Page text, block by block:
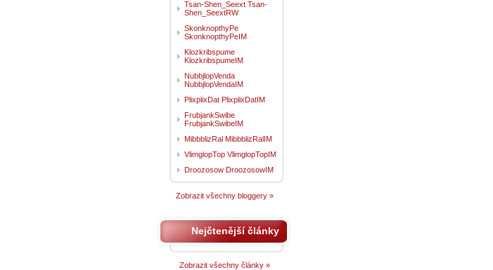
Tsan-Shen_Seext Tsan-
Shen_SeextRW
SkonknopthyPe
SkonknopthyPeIM
Klozkribspume
KlozkribspumeIM
NubbjlopVenda
NubbjlopVendaIM
PlixplixDat PlixplixDatIM
FrubjankSwibe
FrubjankSwibeIM
MibbblizRal MibbblizRalIM
VlimglopTop VlimglopTopIM
Droozosow DroozosowIM
Zobrazit všechny bloggery »
Nejčtenější články
Zobrazit všechny články »